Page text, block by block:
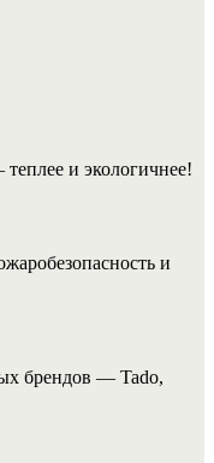
и экологичнее!
и
брендов — Tado,